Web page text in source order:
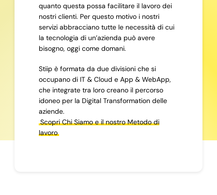
quanto questa possa facilitare il lavoro dei
nostri clienti. Per questo motivo i nostri
servizi abbracciano tutte le necessità di cui
la tecnologia di un’azienda può avere
bisogno, oggi come domani.
Stiip è formata da due divisioni che si
occupano di IT & Cloud e App & WebApp,
che integrate tra loro creano il percorso
idoneo per la Digital Transformation delle
aziende.
Scopri Chi Siamo e il nostro Metodo di
lavoro